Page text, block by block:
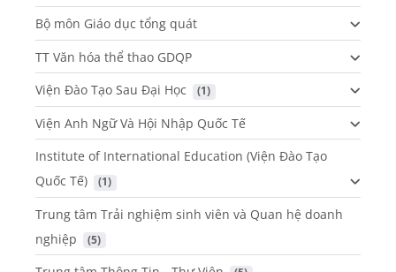
Bộ môn Giáo dục tổng quát
TT Văn hóa thể thao GDQP
Viện Đào Tạo Sau Đại Học
(1)
Viện Anh Ngữ Và Hội Nhập Quốc Tế
Institute of International Education (Viện Đào Tạo
Quốc Tế)
(1)
Trung tâm Trải nghiệm sinh viên và Quan hệ doanh
nghiệp
(5)